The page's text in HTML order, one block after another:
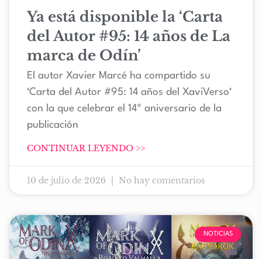
Ya está disponible la ‘Carta
del Autor #95: 14 años de La
marca de Odín’
El autor Xavier Marcé ha compartido su
‘Carta del Autor #95: 14 años del XaviVerso‘
con la que celebrar el 14º aniversario de la
publicación
CONTINUAR LEYENDO >>
10 de julio de 2026 No hay comentarios
NOTICIAS